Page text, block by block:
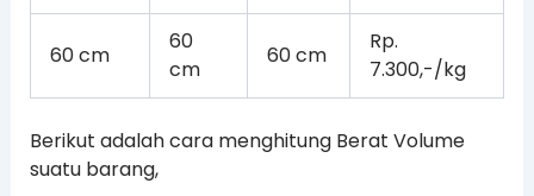
60 cm
60
cm
60 cm
Rp.
7.300,-/kg
Berikut adalah cara menghitung Berat Volume
suatu barang,